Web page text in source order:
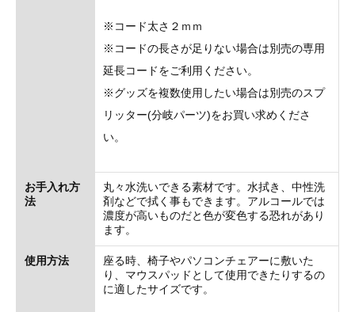
※コード太さ２ｍｍ
※コードの長さが足りない場合は別売の専用
延長コードをご利用ください。
※グッズを複数使用したい場合は別売のスプ
リッター(分岐パーツ)をお買い求めくださ
い。
お手入れ方
法
丸々水洗いできる素材です。水拭き、中性洗
剤などで拭く事もできます。アルコールでは
濃度が高いものだと色が変色する恐れがあり
ます。
使用方法
座る時、椅子やパソコンチェアーに敷いた
り、マウスパッドとして使用できたりするの
に適したサイズです。